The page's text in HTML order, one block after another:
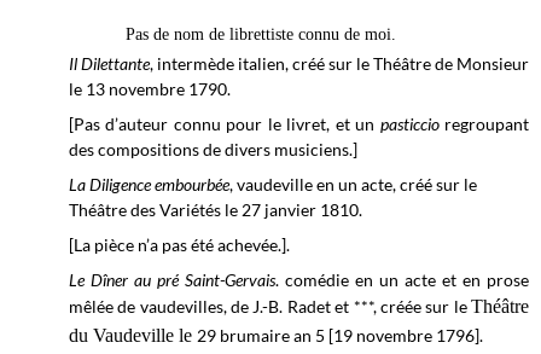
Pas de nom de librettiste connu de moi.
Il Dilettante, intermède italien, créé sur leThéâtre de Monsieur
le 13 novembre 1790.
[Pas d’auteur connu pour le livret, et un pasticcioregroupant
des compositions de divers musiciens.]
La Diligence embourbée, vaudeville en un acte, créé sur le
Théâtre des Variétés le 27 janvier 1810.
[La pièce n’a pas été achevée.].
Le Dîner au pré Saint-Gervais. comédie en un acte et en prose
mêlée de vaudevilles, de J.-B. Radet et ***, créée sur leThéâtre
du Vaudeville le 29 brumaire an 5 [19 novembre 1796].